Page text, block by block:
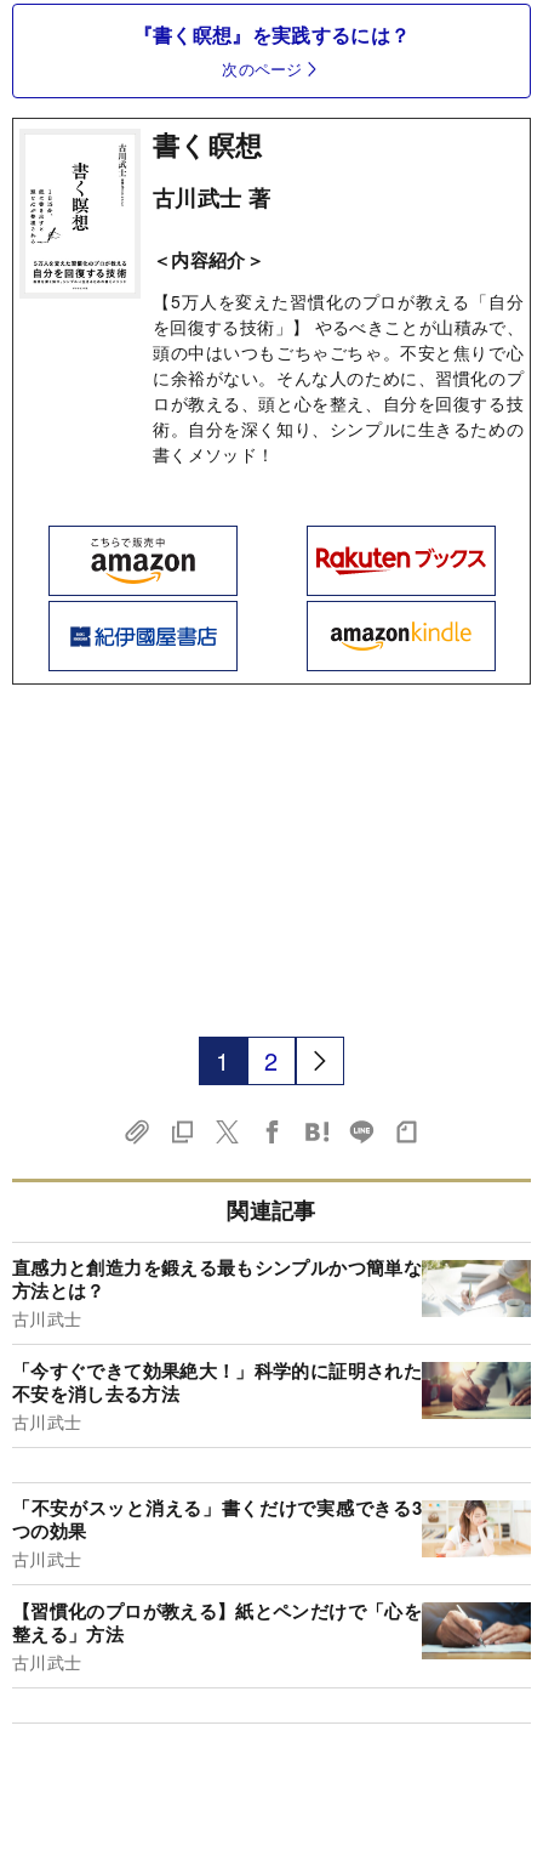
『書く瞑想』を実践するには？
次のページ
書く瞑想
古川武士 著
＜内容紹介＞
【5万人を変えた習慣化のプロが教える「自分
を回復する技術」】 やるべきことが山積みで、
頭の中はいつもごちゃごちゃ。不安と焦りで心
に余裕がない。そんな人のために、習慣化のプ
ロが教える、頭と心を整え、自分を回復する技
術。自分を深く知り、シンプルに生きるための
書くメソッド！
1 2
関連記事
直感力と創造力を鍛える最もシンプルかつ簡単な
方法とは？
古川武士
「今すぐできて効果絶大！」科学的に証明された
不安を消し去る方法
古川武士
「不安がスッと消える」書くだけで実感できる3
つの効果
古川武士
【習慣化のプロが教える】紙とペンだけで「心を
整える」方法
古川武士